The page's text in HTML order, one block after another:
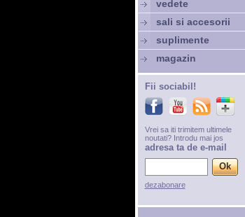
vedete
sali si accesorii
suplimente
magazin
Fii sociabil!
Vrei sa iti trimitem ultimele
noutati? Introdu mai jos
adresa ta de e-mail
dezabonare